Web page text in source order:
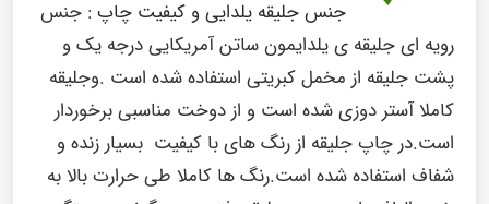
جنس جلیقه یلدایی و کیفیت چاپ : جنس
رویه ای جلیقه ی یلدایمون ساتن آمریکایی درجه یک و
پشت جلیقه از مخمل کبریتی استفاده شده است .وجلیقه
کاملا آستر دوزی شده است و از دوخت مناسبی برخوردار
است.در چاپ جلیقه از رنگ های با کیفیت بسیار زنده و
شفاف استفاده شده است.رنگ ها کاملا طی حرارت بالا به